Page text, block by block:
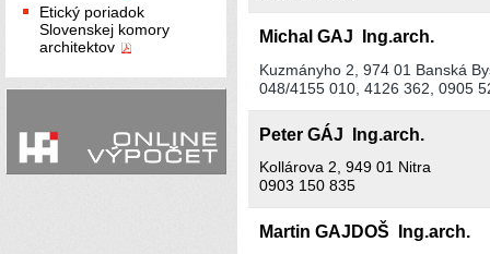
Etický poriadok
Slovenskej komory
architektov
Michal GAJ Ing.arch.
Kuzmányho 2, 974 01 Banská
048/4155 010, 4126 362, 0905
Peter GÁJ Ing.arch.
Kollárova 2, 949 01 Nitra
0903 150 835
Martin GAJDOŠ Ing.arch.